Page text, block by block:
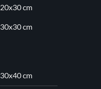
20x30 cm
30x30 cm
30x40 cm